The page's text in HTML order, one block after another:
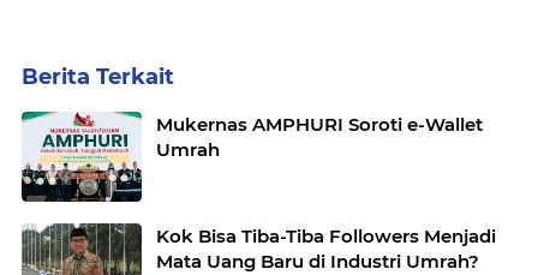
Berita Terkait
Mukernas AMPHURI Soroti e-Wallet
Umrah
Kok Bisa Tiba-Tiba Followers Menjadi
Mata Uang Baru di Industri Umrah?